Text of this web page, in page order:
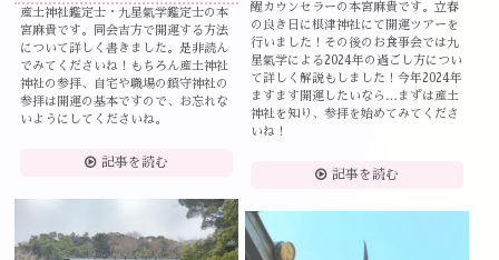
産土神社鑑定士・九星氣学鑑定士の本
宮麻貴です。同会吉方で開運する方法
について詳しく書きました。是非読ん
でみてくださいね！もちろん産土神社
神社の参拝、自宅や職場の鎮守神社の
参拝は開運の基本ですので、お忘れな
いようにしてくださいね。
記事を読む
醒カウンセラーの本宮麻貴です。立春
の良き日に根津神社にて開運ツアーを
行いました！その後のお食事会では九
星氣学による2024年の過ごし方につい
て詳しく解説もしました！今年2024年
ますます開運したいなら…まずは産土
神社を知り、参拝を始めてみてくださ
いね！
記事を読む